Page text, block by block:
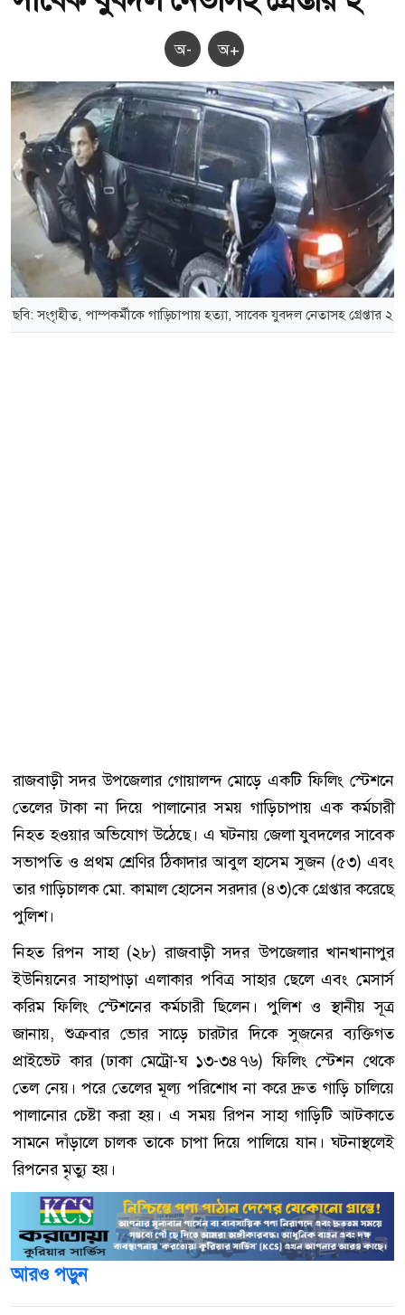
অ- অ+
ছবি: সংগৃহীত, পাম্পকর্মীকে গাড়িচাপায় হত্যা, সাবেক যুবদল নেতাসহ গ্রেপ্তার ২
রাজবাড়ী সদর উপজেলার গোয়ালন্দ মোড়ে একটি ফিলিং স্টেশনে
তেলের টাকা না দিয়ে পালানোর সময় গাড়িচাপায় এক কর্মচারী
নিহত হওয়ার অভিযোগ উঠেছে। এ ঘটনায় জেলা যুবদলের সাবেক
সভাপতি ও প্রথম শ্রেণির ঠিকাদার আবুল হাসেম সুজন (৫৩) এবং
তার গাড়িচালক মো. কামাল হোসেন সরদার (৪৩)কে গ্রেপ্তার করেছে
পুলিশ।
নিহত রিপন সাহা (২৮) রাজবাড়ী সদর উপজেলার খানখানাপুর
ইউনিয়নের সাহাপাড়া এলাকার পবিত্র সাহার ছেলে এবং মেসার্স
করিম ফিলিং স্টেশনের কর্মচারী ছিলেন। পুলিশ ও স্থানীয় সূত্র
জানায়, শুক্রবার ভোর সাড়ে চারটার দিকে সুজনের ব্যক্তিগত
প্রাইভেট কার (ঢাকা মেট্রো-ঘ ১৩-৩৪৭৬) ফিলিং স্টেশন থেকে
তেল নেয়। পরে তেলের মূল্য পরিশোধ না করে দ্রুত গাড়ি চালিয়ে
পালানোর চেষ্টা করা হয়। এ সময় রিপন সাহা গাড়িটি আটকাতে
সামনে দাঁড়ালে চালক তাকে চাপা দিয়ে পালিয়ে যান। ঘটনাস্থলেই
রিপনের মৃত্যু হয়।
আরও পড়ুন